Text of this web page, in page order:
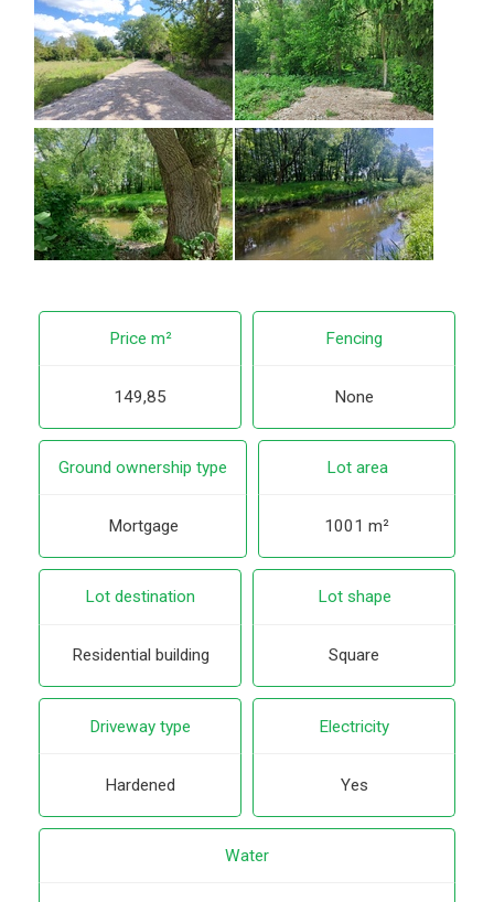
Price m²
149,85
Fencing
None
Ground ownership type
Mortgage
Lot area
1001 m²
Lot destination
Residential building
Lot shape
Square
Driveway type
Hardened
Electricity
Yes
Water